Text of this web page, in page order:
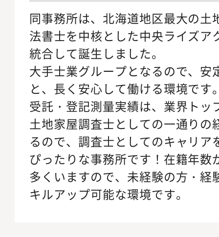
同事務所は、北海道地区最大の土
法書士を中核とした中央ライズア
統合して誕生しました。
大手士業グループとなるので、安
と、長く安心して働ける環境です
受託・登記測量実績は、業界トッ
土地家屋調査士としての一通りの
るので、調査士としてのキャリア
ぴったりな事務所です！在籍年数
多くいますので、未経験の方・経
キルアップ可能な環境です。